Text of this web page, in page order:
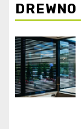
DREWNO